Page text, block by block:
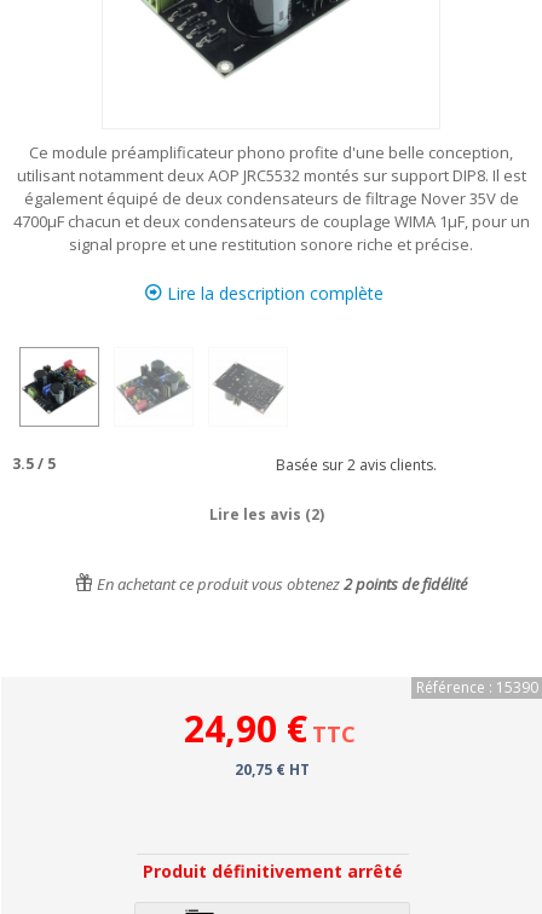
Ce module préamplificateur phono profite d'une belle conception,
utilisant notamment deux AOP JRC5532 montés sur support DIP8. Il est
également équipé de deux condensateurs de filtrage Nover 35V de
4700µF chacun et deux condensateurs de couplage WIMA 1µF, pour un
signal propre et une restitution sonore riche et précise.
Lire la description complète
3.5/ 5 Basée sur2 avis clients.
Lire les avis (2)
En achetant ce produit vous obtenez2points de fidélité
Référence : 15390
24,90 € TTC
20,75 € HT
Produit définitivement arrêté